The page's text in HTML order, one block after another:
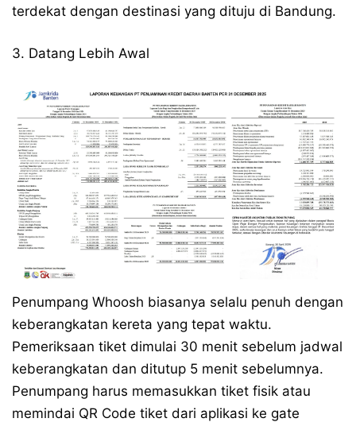
terdekat dengan destinasi yang dituju di Bandung.
3. Datang Lebih Awal
Penumpang Whoosh biasanya selalu penuh dengan
keberangkatan kereta yang tepat waktu.
Pemeriksaan tiket dimulai 30 menit sebelum jadwal
keberangkatan dan ditutup 5 menit sebelumnya.
Penumpang harus memasukkan tiket fisik atau
memindai QR Code tiket dari aplikasi ke gate